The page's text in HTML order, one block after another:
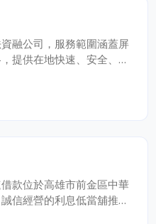
融公司，服務範圍涵蓋屏
提供在地快速、安全、合
首選。我們專營各類借
房屋土地一二胎貸款、軍
流程簡單、撥款迅速，協
持誠信經營、資訊透明，
屏東當鋪服務品牌。
款位於高雄市前金區中華
信經營的利息低當舖推
、苓雅區機車借錢、房屋